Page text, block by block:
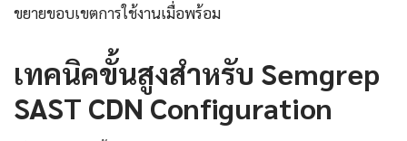
ขยายขอบเขตการใช้งานเมื่อพร้อม
เทคนิคขั้นสูงสำหรับ Semgrep
SAST CDN Configuration